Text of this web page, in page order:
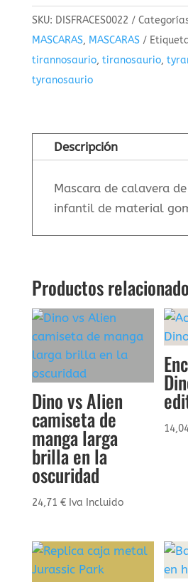
calavera
de
T-
Rex
infantil
SKU: DISFRACES0022
MASCARAS, MASCARAS
tirannosaurio, tiranosaurio,
tyranosaurio
Descripción
Mascara de calavera
infantil de material
Productos
Dino vs Alien
camiseta de
manga larga
brilla en la
oscuridad
24,71 € Iva Incluido